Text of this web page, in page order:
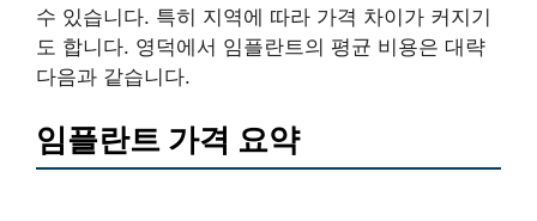
수 있습니다. 특히 지역에 따라 가격 차이가 커지기
도 합니다. 영덕에서 임플란트의 평균 비용은 대략
다음과 같습니다.
임플란트 가격 요약